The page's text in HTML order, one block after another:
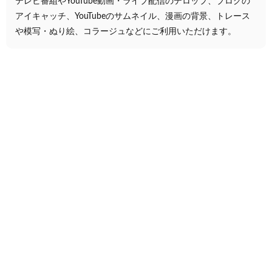
アイキャッチ、YouTubeのサムネイル、漫画の背景、トレース
や模写・ぬり絵、コラージュなどにご利用いただけます。